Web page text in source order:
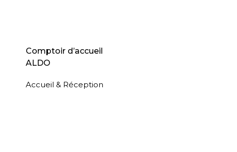
Comptoir d’accueil
ALDO
Accueil & Réception